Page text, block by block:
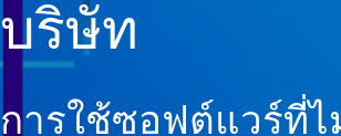
บริษัท
การใช้ซอฟต์แวร์ที่